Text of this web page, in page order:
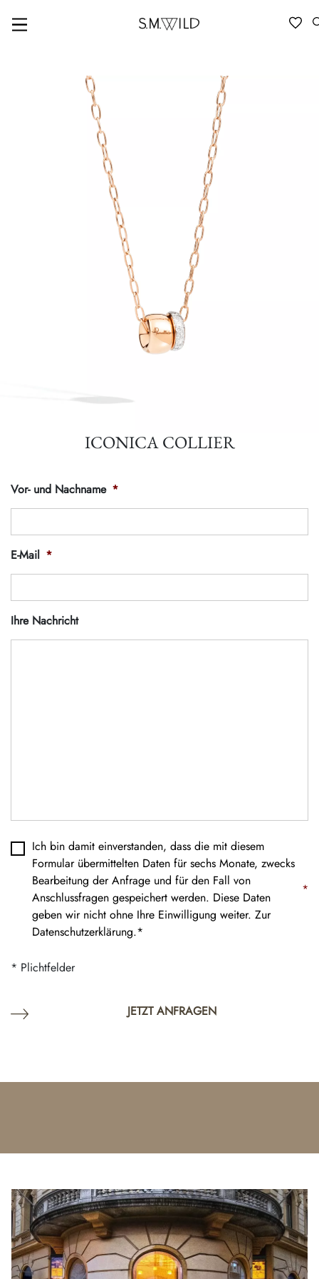
Vor- und Nachname *
E-Mail *
Ihre Nachricht
Datenschutz *
Ich bin damit einverstanden, dass die mit diesem
Formular übermittelten Daten für sechs Monate, zwecks
Bearbeitung der Anfrage und für den Fall von
Anschlussfragen gespeichert werden. Diese Daten
geben wir nicht ohne Ihre Einwilligung weiter. Zur
Datenschutzerklärung.*
*
* Plichtfelder
ICONICA COLLIER